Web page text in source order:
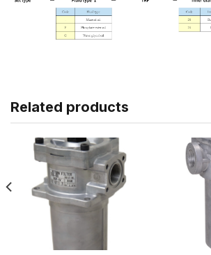
Related products